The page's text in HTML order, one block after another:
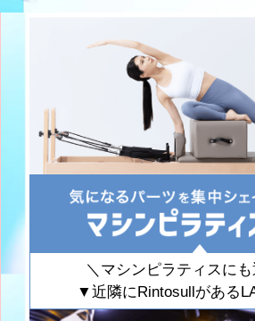
＼マシンピラティスに
▼近隣にRintosullがある